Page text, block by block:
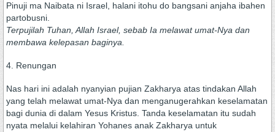
Pinuji ma Naibata ni Israel, halani itohu do bangsani anjaha ibahen
partobusni.
Terpujilah Tuhan, Allah Israel, sebab Ia melawat umat-Nya dan
membawa kelepasan baginya.
4. Renungan
Nas hari ini adalah nyanyian pujian Zakharya atas tindakan Allah
yang telah melawat umat-Nya dan menganugerahkan keselamatan
bagi dunia di dalam Yesus Kristus. Tanda keselamatan itu sudah
nyata melalui kelahiran Yohanes anak Zakharya untuk